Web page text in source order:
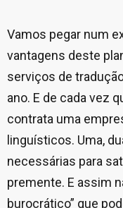
Vamos pegar num
vantagens deste
serviços de
ano. E de cada vez
contrata uma
linguísticos. Uma,
necessárias para
premente. E assim
burocrático” que